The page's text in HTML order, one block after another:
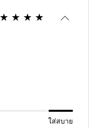
ใส่สบาย